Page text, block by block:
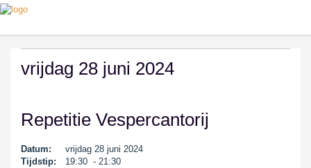
vrijdag 28 juni 2024
Repetitie Vespercantorij
Datum:
vrijdag 28 juni 2024
Tijdstip:
19:30 - 21:30